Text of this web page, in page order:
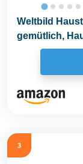
Weltbild
gemütlich,
3